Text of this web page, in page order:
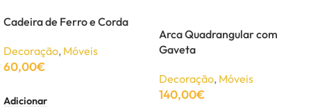
Cadeira de Ferro e Corda
Decoração, Móveis
60,00€
Adicionar
Arca Quadrangular com
Gaveta
Decoração, Móveis
140,00€